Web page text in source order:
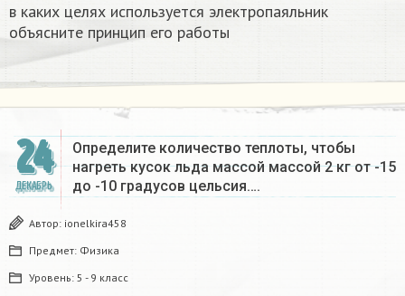
в каких целях используется электропаяльник
объясните принцип его работы​
24
ДЕКАБРЬ
Определите количество теплоты, чтобы
нагреть кусок льда массой массой 2 кг от -15
до -10 градусов цельсия….
Автор: ionelkira458
Предмет: Физика
Уровень: 5 - 9 класс